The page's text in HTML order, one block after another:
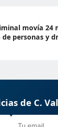
movía 24
personas y
de C.